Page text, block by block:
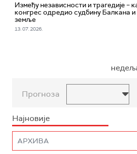
Између независности и трагедије –
конгрес одредио судбину Балкана
земље
13. 07. 2026.
Прогноза
Најновије